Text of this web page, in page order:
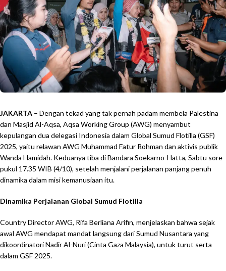
JAKARTA – Dengan tekad yang tak pernah padam membela Palestina
dan Masjid Al-Aqsa, Aqsa Working Group (AWG) menyambut
kepulangan dua delegasi Indonesia dalam Global Sumud Flotilla (GSF)
2025, yaitu relawan AWG Muhammad Fatur Rohman dan aktivis publik
Wanda Hamidah. Keduanya tiba di Bandara Soekarno-Hatta, Sabtu sore
pukul 17.35 WIB (4/10), setelah menjalani perjalanan panjang penuh
dinamika dalam misi kemanusiaan itu.
Dinamika Perjalanan Global Sumud Flotilla
Country Director AWG, Rifa Berliana Arifin, menjelaskan bahwa sejak
awal AWG mendapat mandat langsung dari Sumud Nusantara yang
dikoordinatori Nadir Al-Nuri (Cinta Gaza Malaysia), untuk turut serta
dalam GSF 2025.